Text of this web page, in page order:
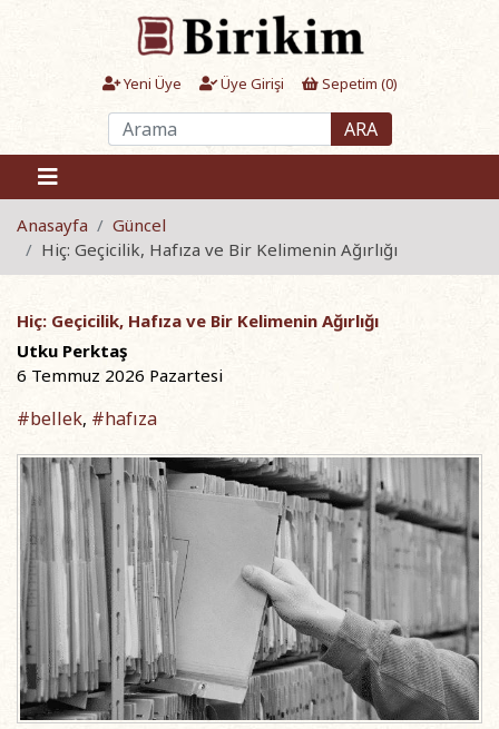
Yeni Üye Üye Girişi Sepetim (0)
ARA
Anasayfa
Güncel
Hiç: Geçicilik, Hafıza ve Bir Kelimenin Ağırlığı
Hiç: Geçicilik, Hafıza ve Bir Kelimenin Ağırlığı
Utku Perktaş
6 Temmuz 2026 Pazartesi
#bellek, #hafıza